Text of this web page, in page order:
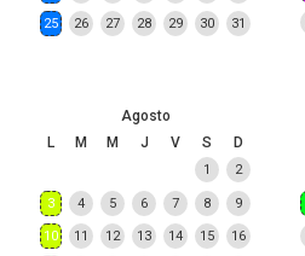
25 26 27 28 29 30 31
Agosto
L
M M J V S D
1 2
3 4 5 6 7 8 9
10 11 12 13 14 15 16